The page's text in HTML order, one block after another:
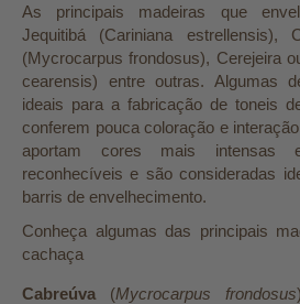
As principais madeiras que
Jequitibá (Cariniana estrellensis),
(Mycrocarpus frondosus), Cerejeira
cearensis) entre outras. Algumas
ideais para a fabricação de toneis
conferem pouca coloração e
aportam cores mais intensas
reconhecíveis e são consideradas
barris de envelhecimento.
Conheça algumas das principais
cachaça
Cabreúva (Mycrocarpus frondosus